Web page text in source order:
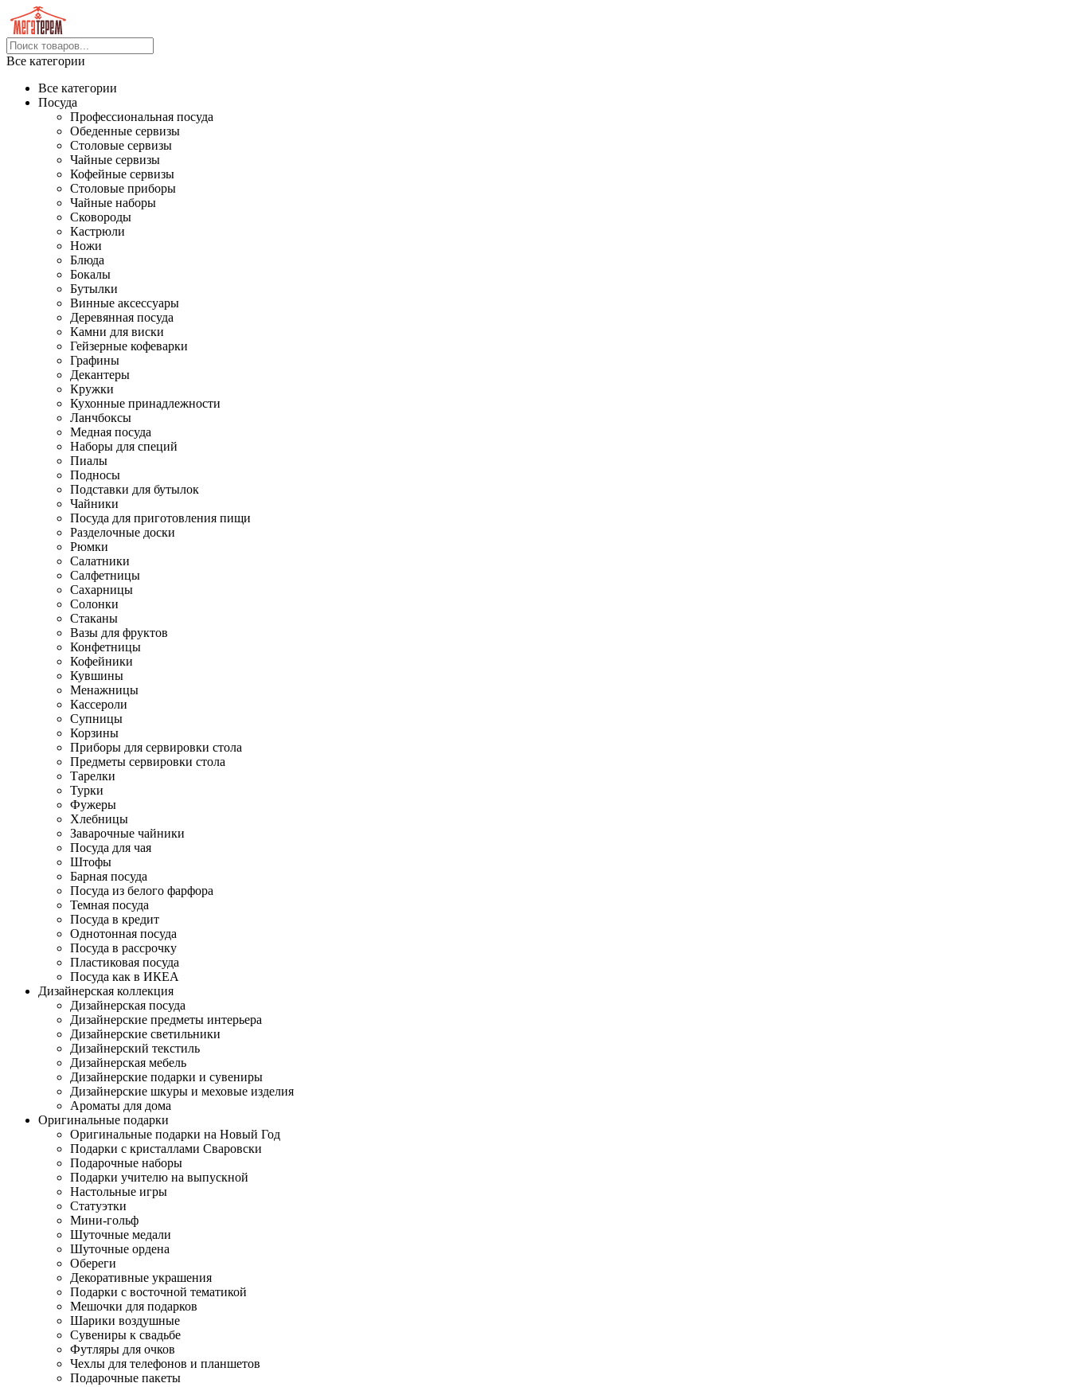
Все категории
Все категории
Посуда
Профессиональная посуда
Обеденные сервизы
Столовые сервизы
Чайные сервизы
Кофейные сервизы
Столовые приборы
Чайные наборы
Сковороды
Кастрюли
Ножи
Блюда
Бокалы
Бутылки
Винные аксессуары
Деревянная посуда
Камни для виски
Гейзерные кофеварки
Графины
Декантеры
Кружки
Кухонные принадлежности
Ланчбоксы
Медная посуда
Наборы для специй
Пиалы
Подносы
Подставки для бутылок
Чайники
Посуда для приготовления пищи
Разделочные доски
Рюмки
Салатники
Салфетницы
Сахарницы
Солонки
Стаканы
Вазы для фруктов
Конфетницы
Кофейники
Кувшины
Менажницы
Кассероли
Супницы
Корзины
Приборы для сервировки стола
Предметы сервировки стола
Тарелки
Турки
Фужеры
Хлебницы
Заварочные чайники
Посуда для чая
Штофы
Барная посуда
Посуда из белого фарфора
Темная посуда
Посуда в кредит
Однотонная посуда
Посуда в рассрочку
Пластиковая посуда
Посуда как в ИКЕА
Дизайнерская коллекция
Дизайнерская посуда
Дизайнерские предметы интерьера
Дизайнерские светильники
Дизайнерский текстиль
Дизайнерская мебель
Дизайнерские подарки и сувениры
Дизайнерские шкуры и меховые изделия
Ароматы для дома
Оригинальные подарки
Оригинальные подарки на Новый Год
Подарки с кристаллами Сваровски
Подарочные наборы
Подарки учителю на выпускной
Настольные игры
Статуэтки
Мини-гольф
Шуточные медали
Шуточные ордена
Обереги
Декоративные украшения
Подарки с восточной тематикой
Мешочки для подарков
Шарики воздушные
Сувениры к свадьбе
Футляры для очков
Чехлы для телефонов и планшетов
Подарочные пакеты